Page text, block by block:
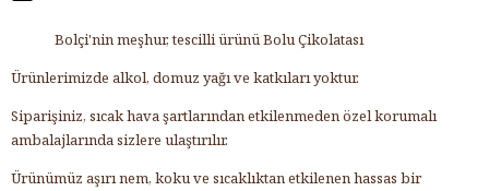
Bolçi'nin meşhur, tescilli ürünü Bolu Çikolatası
Ürünlerimizde alkol, domuz yağı ve katkıları yoktur.
Siparişiniz, sıcak hava şartlarından etkilenmeden özel korumalı
ambalajlarında sizlere ulaştırılır.
Ürünümüz aşırı nem, koku ve sıcaklıktan etkilenen hassas bir